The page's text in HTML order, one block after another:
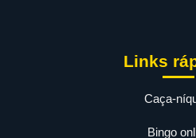
Links
Caça-
Bingo